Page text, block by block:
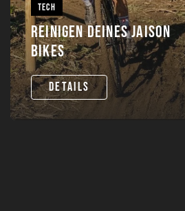
TECH
REINIGEN DEINES JAISON
BIKES
DETAILS